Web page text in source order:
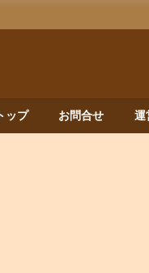
トップ お問合せ 運